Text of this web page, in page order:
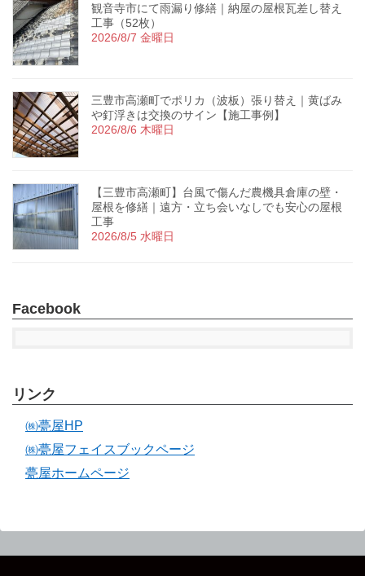
観音寺市にて雨漏り修繕｜納屋の屋根瓦差し替え
工事（52枚）
2026/8/7 金曜日
三豊市高瀬町でポリカ（波板）張り替え｜黄ばみ
や釘浮きは交換のサイン【施工事例】
2026/8/6 木曜日
【三豊市高瀬町】台風で傷んだ農機具倉庫の壁・
屋根を修繕｜遠方・立ち会いなしでも安心の屋根
工事
2026/8/5 水曜日
Facebook
リンク
㈱甍屋HP
㈱甍屋フェイスブックページ
甍屋ホームページ